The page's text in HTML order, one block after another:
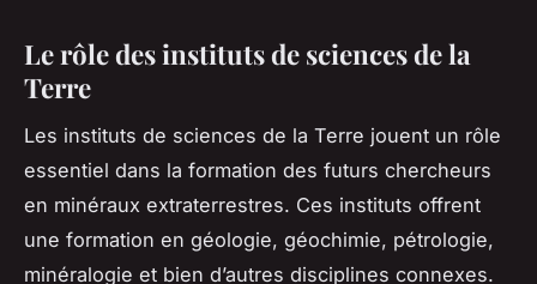
Le rôle des instituts de sciences de la
Terre
Les instituts de sciences de la Terre jouent un rôle
essentiel dans la formation des futurs chercheurs
en minéraux extraterrestres. Ces instituts offrent
une formation en géologie, géochimie, pétrologie,
minéralogie et bien d’autres disciplines connexes.